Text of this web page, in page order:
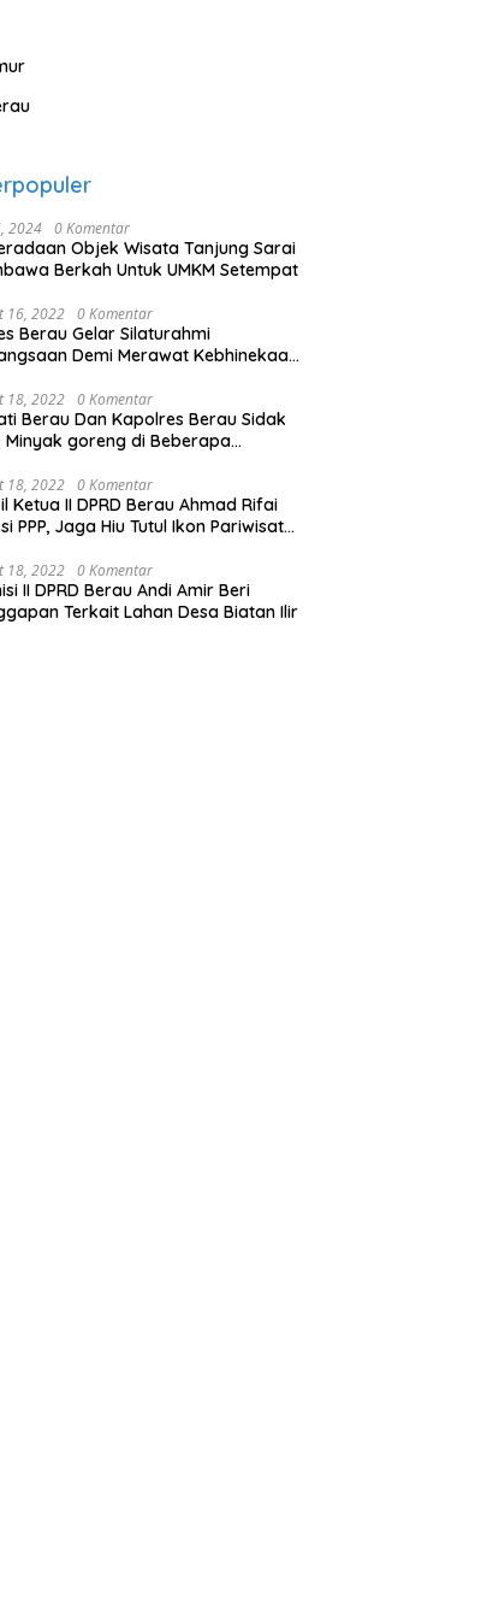
2024 0 Komentar
Objek Wisata Tanjung Sarai
Berkah Untuk UMKM Setempat
16, 2022 0 Komentar
Berau Gelar Silaturahmi
Demi Merawat Kebhinekaan
18, 2022 0 Komentar
Berau Dan Kapolres Berau Sidak
Minyak goreng di Beberapa
18, 2022 0 Komentar
Ketua II DPRD Berau Ahmad Rifai
PPP, Jaga Hiu Tutul Ikon Pariwisata
18, 2022 0 Komentar
II DPRD Berau Andi Amir Beri
Terkait Lahan Desa Biatan Ilir